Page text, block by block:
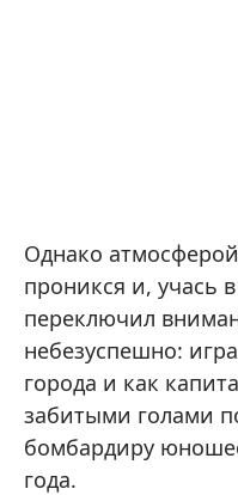
Однако
проникся и, учась
переключил
небезуспешно:
города и как
забитыми голами
бомбардиру
года.